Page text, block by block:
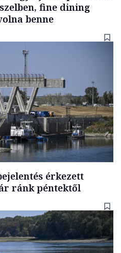
fine dining
benne
érkezett
ránk péntektől